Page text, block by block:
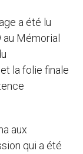
a été lu
Mémorial
la folie finale
aux
qui a été